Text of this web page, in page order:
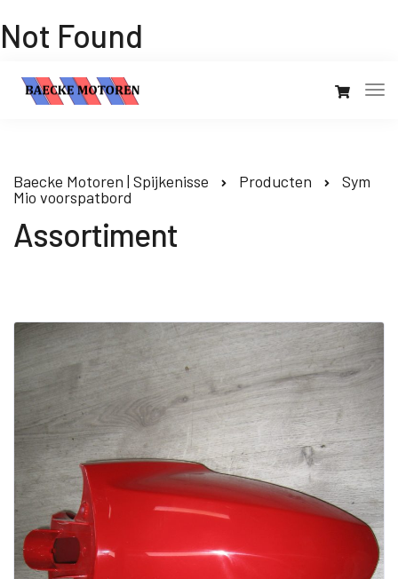
Not Found
Baecke Motoren | Spijkenisse Producten
Sym
Mio voorspatbord
Assortiment